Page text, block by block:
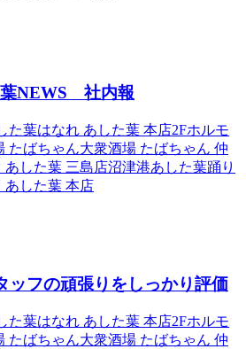
葉NEWS 社内報
た葉はなれ あした葉 本店2Fホルモ
たばちゃん大衆酒場 たばちゃん 仲
あした葉 三島店沼津港あした葉踊り
あした葉 本店
ッフの頑張りをしっかり評価
た葉はなれ あした葉 本店2Fホルモ
たばちゃん大衆酒場 たばちゃん 仲